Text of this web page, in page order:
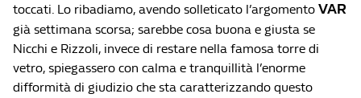
toccati. Lo ribadiamo, avendo solleticato l’argomento VAR
già settimana scorsa; sarebbe cosa buona e giusta se
Nicchi e Rizzoli, invece di restare nella famosa torre di
vetro, spiegassero con calma e tranquillità l’enorme
difformità di giudizio che sta caratterizzando questo